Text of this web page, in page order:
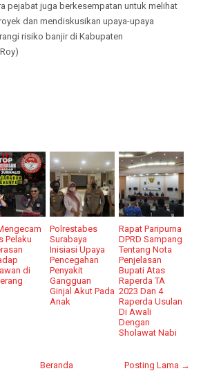
pejabat juga berkesempatan untuk melihat
dan mendiskusikan upaya-upaya
risiko banjir di Kabupaten
Pelaku
di
Polrestabes
Surabaya
Inisiasi Upaya
Pencegahan
Penyakit
Gangguan
Ginjal Akut Pada
Anak
Rapat Paripurna
DPRD Sampang
Tentang Nota
Penjelasan
Bupati Atas
Raperda TA
2023 Dan 4
Raperda Usulan
Di Awali
Dengan
Sholawat Nabi
Posting Lama →
Beranda